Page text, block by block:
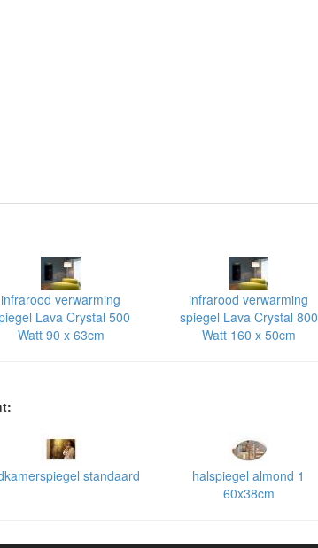
infrarood verwarming
Lava Crystal 500
Watt 90 x 63cm
infrarood verwarming
spiegel Lava Crystal 800
Watt 160 x 50cm
standaard
halspiegel almond 1
60x38cm